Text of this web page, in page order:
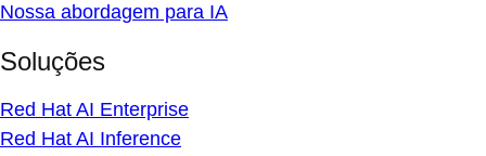
Nossa abordagem para IA
Soluções
Red Hat AI Enterprise
Red Hat AI Inference